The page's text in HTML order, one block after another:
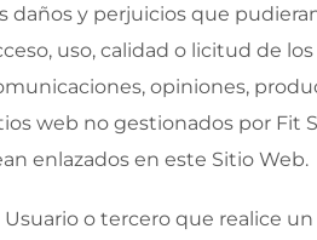
daños y perjuicios que
uso, calidad o licitud de
opiniones,
web no gestionados por Fit
enlazados en este Sitio Web.
Usuario o tercero que realice